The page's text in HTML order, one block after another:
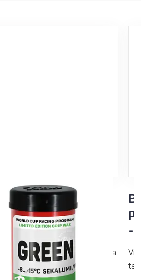
Service
sekalumi
kylmiin olosuhteisiin. Varmistaa
ja...
-